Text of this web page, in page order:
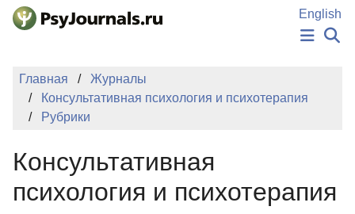
Перейти к основному содержанию
English
НОВОСТИ
КЛЮЧЕВЫЕ СЛОВА
Регистрация
Главная
Журналы
Консультативная психология и психотерапия
Рубрики
Консультативная
психология и психотерапия